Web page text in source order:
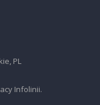
PL
Infolinii.